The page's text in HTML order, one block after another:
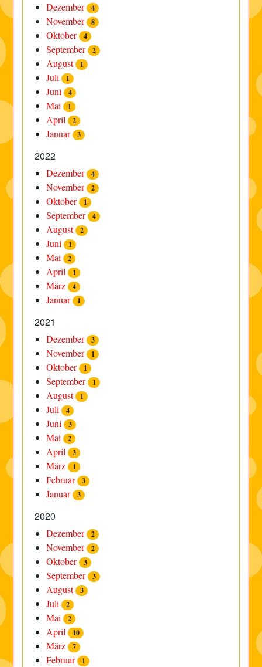
Dezember 4
November 8
Oktober 4
September 2
August 1
Juli 1
Juni 4
Mai 1
April 2
Januar 3
2022
Dezember 4
November 2
Oktober 1
September 4
August 2
Juni 1
Mai 2
April 1
März 4
Januar 1
2021
Dezember 3
November 1
Oktober 1
September 1
August 1
Juli 4
Juni 3
Mai 2
April 3
März 1
Februar 3
Januar 3
2020
Dezember 2
November 2
Oktober 3
September 3
August 3
Juli 2
Mai 2
April 10
März 7
Februar 1